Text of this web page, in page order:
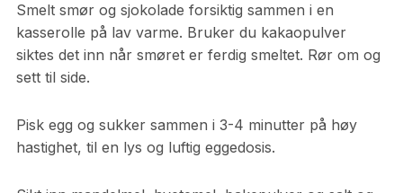
Smelt smør og sjokolade forsiktig sammen i en
kasserolle på lav varme. Bruker du kakaopulver
siktes det inn når smøret er ferdig smeltet. Rør om og
sett til side.
Pisk egg og sukker sammen i 3-4 minutter på høy
hastighet, til en lys og luftig eggedosis.